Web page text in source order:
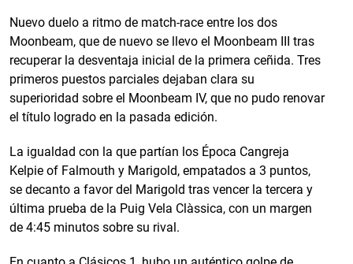
Nuevo duelo a ritmo de match-race entre los dos
Moonbeam, que de nuevo se llevo el Moonbeam III tras
recuperar la desventaja inicial de la primera ceñida. Tres
primeros puestos parciales dejaban clara su
superioridad sobre el Moonbeam IV, que no pudo renovar
el título logrado en la pasada edición.
La igualdad con la que partían los Época Cangreja
Kelpie of Falmouth y Marigold, empatados a 3 puntos,
se decanto a favor del Marigold tras vencer la tercera y
última prueba de la Puig Vela Clàssica, con un margen
de 4:45 minutos sobre su rival.